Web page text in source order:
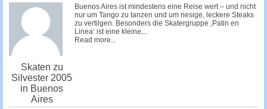
Skaten zu
Silvester 2005
in Buenos
Aires
Buenos Aires ist mindestens eine Reise wert – und nicht
nur um Tango zu tanzen und um riesige, leckere Steaks
zu vertilgen. Besonders die Skatergruppe ‚Patin en
Linea‘ ist eine kleine,...
Read more...